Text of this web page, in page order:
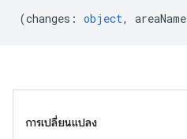
(changes : object, areaName
การเปลี่ยนแปลง